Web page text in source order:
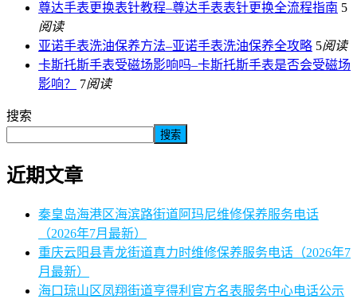
尊达手表更换表针教程–尊达手表表针更换全流程指南 5
阅读
亚诺手表洗油保养方法–亚诺手表洗油保养全攻略 5阅读
卡斯托斯手表受磁场影响吗–卡斯托斯手表是否会受磁场
影响？
7阅读
搜索
搜索
近期文章
秦皇岛海港区海滨路街道阿玛尼维修保养服务电话
（2026年7月最新）
重庆云阳县青龙街道真力时维修保养服务电话（2026年7
月最新）
海口琼山区凤翔街道亨得利官方名表服务中心电话公示